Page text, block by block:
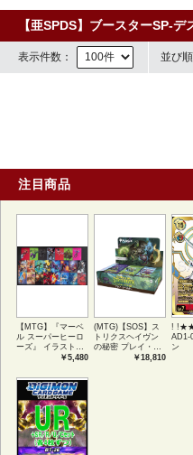
【亜SPDS】ブースターSP-
表示件数： 並び順
注目商品
【MTG】『マーベ
ル スーパーヒーロ
ーズ』 イラストコ
レクション 54種コ
アートカード(JPN)
￥5,480
(MTG)【SOS】ス
トリクスヘイヴン
の秘密 プレイ・ブ
ースター1BOX日本
￥18,810
! !★★
AD1-
ン